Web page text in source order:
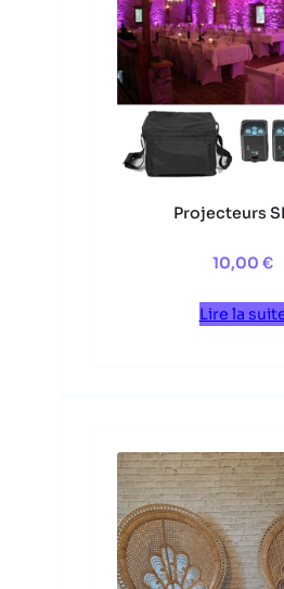
Projecteurs
10,00 €
Lire la